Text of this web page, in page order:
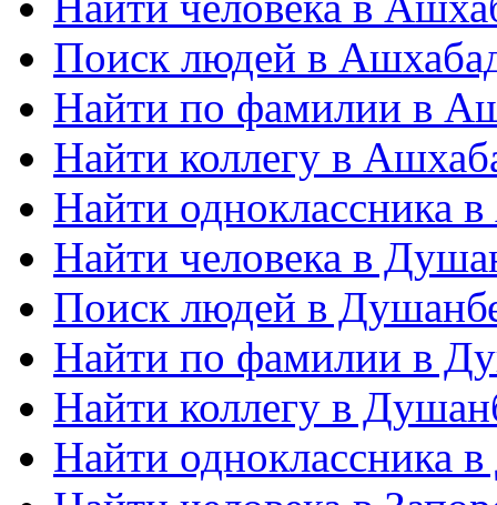
Поиск людей в
Найти по фамилии в
Найти коллегу в
Найти одноклассника
Найти человека в
Поиск людей в
Найти по фамилии в
Найти коллегу в
Найти одноклассника